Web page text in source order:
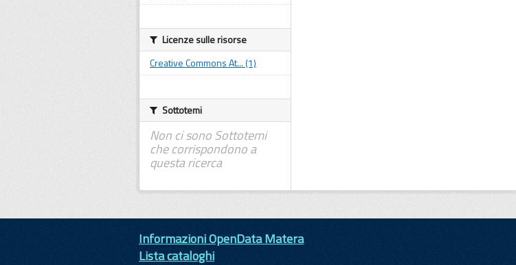
Licenze sulle risorse
Creative Commons At... (1)
Sottotemi
Non ci sono Sottotemi
che corrispondono a
questa ricerca
Informazioni OpenData Matera
Lista cataloghi